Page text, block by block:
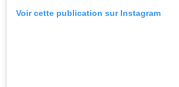
Voir cette publication sur Instagram